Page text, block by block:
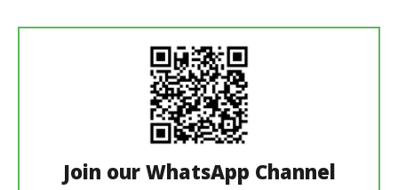
Join our WhatsApp Channel